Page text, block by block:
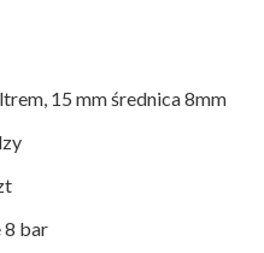
15 mm średnica 8mm
8 bar